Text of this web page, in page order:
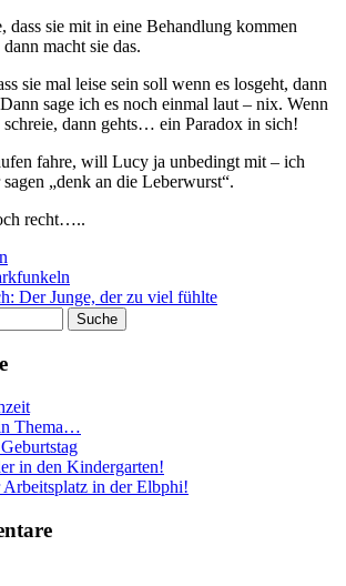
dass sie mit in eine Behandlung kommen
macht sie das.
sie mal leise sein soll wenn es losgeht, dann
sage ich es noch einmal laut – nix. Wenn
dann gehts… ein Paradox in sich!
fahre, will Lucy ja unbedingt mit – ich
„denk an die Leberwurst“.
recht…..
Der Junge, der zu viel fühlte
Thema…
in den Kindergarten!
in der Elbphi!